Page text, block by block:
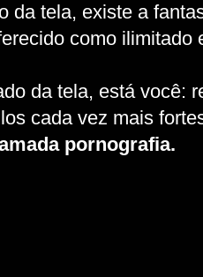
da tela, existe a
como ilimitado
da tela, está você:
cada vez mais
pornografia.